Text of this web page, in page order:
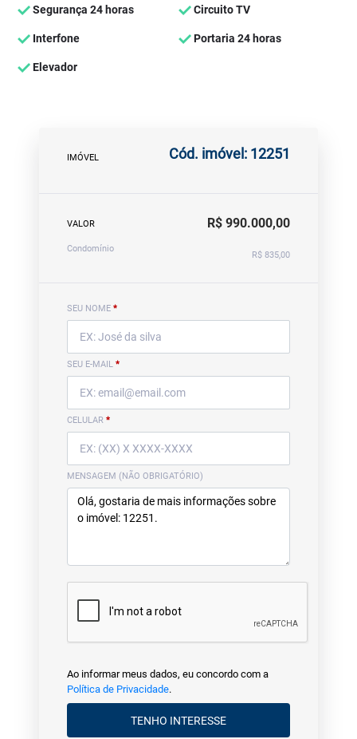
Segurança 24 horas Circuito TV
Interfone Portaria 24 horas
Elevador
IMÓVEL Cód. imóvel: 12251
VALOR R$ 990.000,00
Condomínio
R$ 835,00
SEU NOME *
SEU E-MAIL *
CELULAR *
MENSAGEM (NÃO OBRIGATÓRIO)
Ao informar meus dados, eu concordo com a
Política de Privacidade.
TENHO INTERESSE